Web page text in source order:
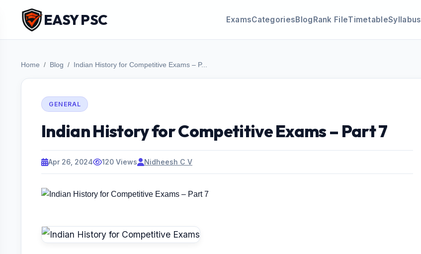
EASY PSC ExamsCategoriesBlogRank FileTimetableSyllabus
Home Blog Indian History for Competitive Exams – P...
GENERAL
Indian History for Competitive Exams – Part 7
Apr 26, 2024 120 Views Nidheesh C V